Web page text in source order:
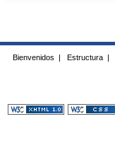
Bienvenidos | Estructura |